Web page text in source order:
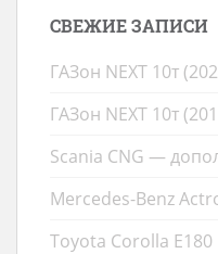
СВЕЖИЕ ЗАПИСИ
ГАЗон NEXT 10т
ГАЗон NEXT 10т
Scania CNG —
Mercedes-Benz
Toyota Corolla E180